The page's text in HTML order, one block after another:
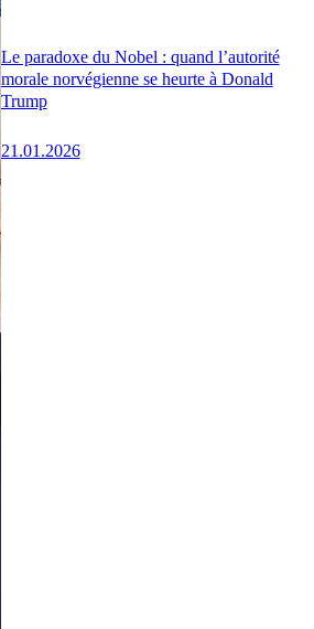
Le paradoxe du Nobel : quand l’autorité
morale norvégienne se heurte à Donald
Trump
21.01.2026